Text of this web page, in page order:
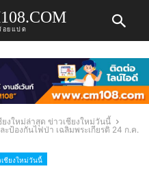
อยแปด
งใหม่ล่าสุด ข่าวเชียงใหม่วันนี้
ป้องกันไฟป่า เฉลิมพระเกียรติ 24 ก.ค.
ชียงใหม่วันนี้